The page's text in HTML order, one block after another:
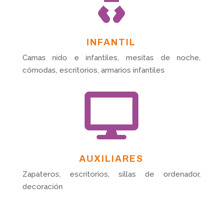
INFANTIL
Camas nido e infantiles, mesitas de noche,
cómodas, escritorios, armarios infantiles

AUXILIARES
Zapateros, escritorios, sillas de ordenador,
decoración